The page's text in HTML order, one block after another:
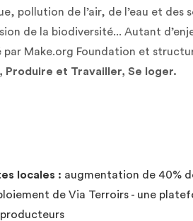
pollution de l’air, de l’eau et
de la biodiversité... Autant
Make.org Foundation et
Produire et Travailler, Se loger.
locales : augmentation de 40%
de Via Terroirs - une
producteurs